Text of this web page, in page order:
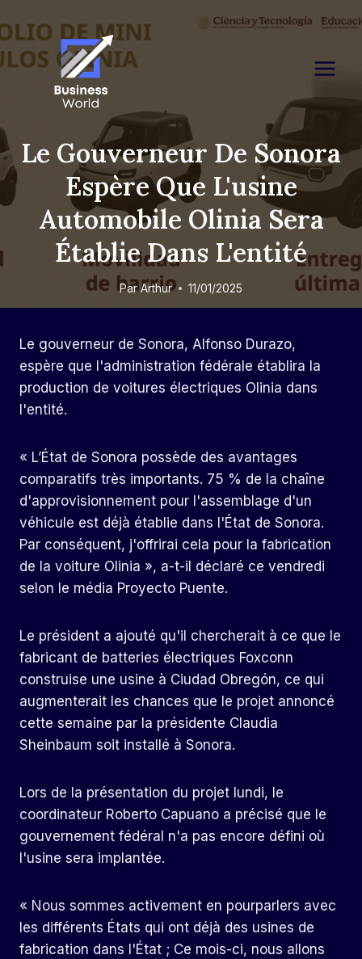
to
content
Le Gouverneur De Sonora
Espère Que L'usine
Automobile Olinia Sera
Établie Dans L'entité
Par Arthur 11/01/2025
Le gouverneur de Sonora, Alfonso Durazo,
espère que l'administration fédérale établira la
production de voitures électriques Olinia dans
l'entité.
« L’État de Sonora possède des avantages
comparatifs très importants. 75 % de la chaîne
d'approvisionnement pour l'assemblage d'un
véhicule est déjà établie dans l'État de Sonora.
Par conséquent, j'offrirai cela pour la fabrication
de la voiture Olinia », a-t-il déclaré ce vendredi
selon le média Proyecto Puente.
Le président a ajouté qu'il chercherait à ce que le
fabricant de batteries électriques Foxconn
construise une usine à Ciudad Obregón, ce qui
augmenterait les chances que le projet annoncé
cette semaine par la présidente Claudia
Sheinbaum soit installé à Sonora.
Lors de la présentation du projet lundi, le
coordinateur Roberto Capuano a précisé que le
gouvernement fédéral n'a pas encore défini où
l'usine sera implantée.
« Nous sommes activement en pourparlers avec
les différents États qui ont déjà des usines de
fabrication dans l'État ; Ce mois-ci, nous allons